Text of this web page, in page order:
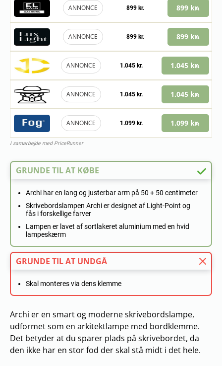
ANNONCE 899 kr. 899 kr.
ANNONCE 899 kr. 899 kr.
ANNONCE 1.045 kr. 1.045 kr.
ANNONCE 1.045 kr. 1.045 kr.
ANNONCE 1.099 kr. 1.099 kr.
I samarbejde med PriceRunner
GRUNDE TIL AT KØBE
Archi har en lang og justerbar arm på 50 + 50 centimeter
Skrivebordslampen Archi er designet af Light-Point og
fås i forskellige farver
Lampen er lavet af sortlakeret aluminium med en hvid
lampeskærm
GRUNDE TIL AT UNDGÅ
Skal monteres via dens klemme
Archi er en smart og moderne skrivebordslampe,
udformet som en arkitektlampe med bordklemme.
Det betyder at du sparer plads på skrivebordet, da
den ikke har en stor fod der skal stå midt i det hele.